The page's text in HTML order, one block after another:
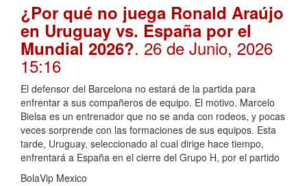
¿Por qué no juega Ronald Araújo
en Uruguay vs. España por el
Mundial 2026?. 26 de Junio, 2026
15:16
El defensor del Barcelona no estará de la partida para
enfrentar a sus compañeros de equipo. El motivo. Marcelo
Bielsa es un entrenador que no se anda con rodeos, y pocas
veces sorprende con las formaciones de sus equipos. Esta
tarde, Uruguay, seleccionado al cual dirige hace tiempo,
enfrentará a España en el cierre del Grupo H, por el partido
BolaVip Mexico